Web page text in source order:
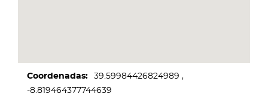
Coordenadas
39.59984426824989
-8.819464377744639